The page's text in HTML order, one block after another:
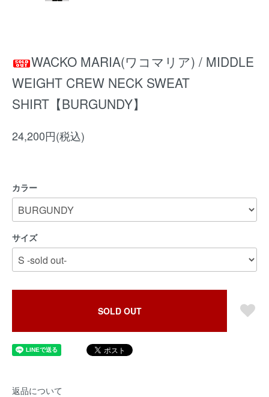
WACKO MARIA(ワコマリア) / MIDDLE
WEIGHT CREW NECK SWEAT
SHIRT【BURGUNDY】
24,200円(税込)
カラー
サイズ
SOLD OUT
返品について